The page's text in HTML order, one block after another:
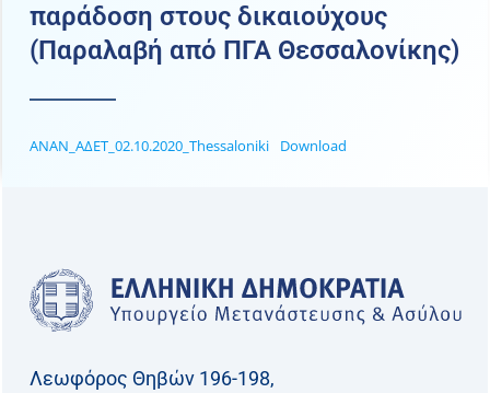
παράδοση στους δικαιούχους
(Παραλαβή από ΠΓΑ Θεσσαλονίκης)
ΑΝΑΝ_ΑΔΕΤ_02.10.2020_Thessaloniki Download
Λεωφόρος Θηβών 196-198,